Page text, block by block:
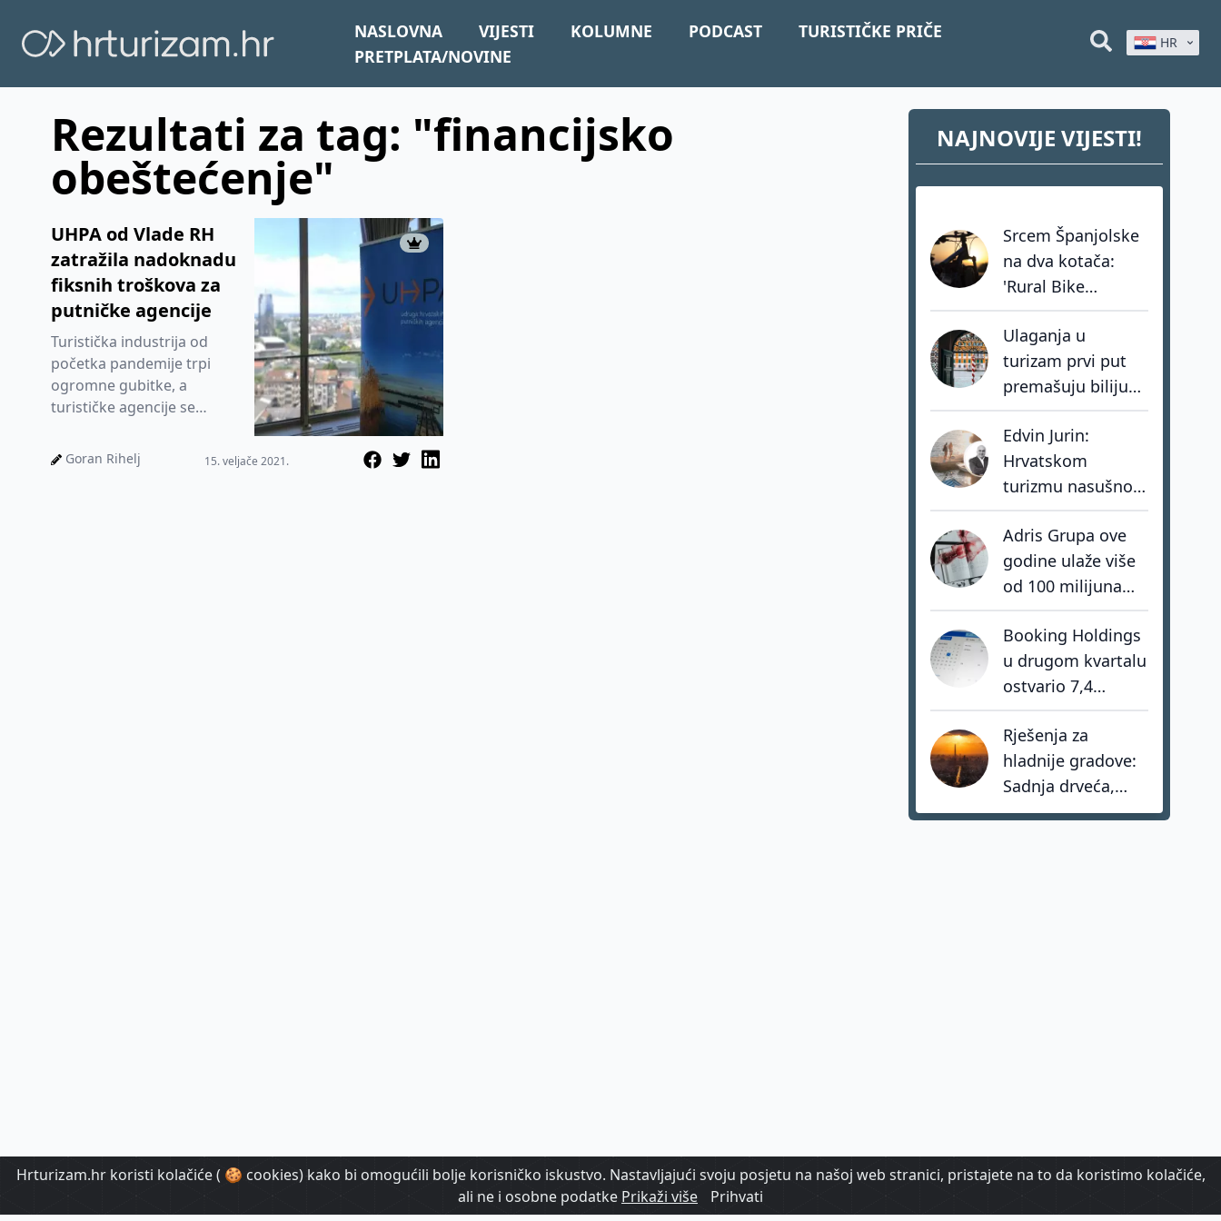
NASLOVNA VIJESTI KOLUMNE PODCAST
TURISTIČKE PRIČE
PRETPLATA/NOVINE
HR
Rezultati za tag: "financijsko
obeštećenje"
UHPA od Vlade RH
zatražila nadoknadu
fiksnih troškova za
putničke agencije
Turistička industrija od
početka pandemije trpi
ogromne gubitke, a
turističke agencije se
situaciji od svih djelatnosti.
Goran Rihelj 15. veljače 2021.
NAJNOVIJE VIJESTI!
Srcem Španjolske
na dva kotača:
'Rural Bike
Conecta' spašava
sela kroz mit o
Don Quijoteu
Ulaganja u
turizam prvi put
premašuju bilijun
dolara: investitori
biraju destinacije s
dugoročnom
vizijom
Edvin Jurin:
Hrvatskom
turizmu nasušno
nedostaju
hrabrost, stav i -
akcija
Adris Grupa ove
godine ulaže više
od 100 milijuna
eura u turistički
portfelj
Booking Holdings
u drugom kvartalu
ostvario 7,4
milijarde dolara
prihoda
Rješenja za
hladnije gradove:
Sadnja drveća,
zeleni krovovi i
Hrturizam.hr koristi kolačiće ( 🍪 cookies) kako bi omogućili bolje korisničko iskustvo. Nastavljajući svoju posjetu na našoj web stranici, pristajete na to da koristimo kolačiće,
ali ne i osobne podatke Prikaži više Prihvati